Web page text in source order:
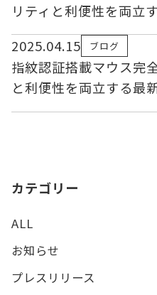
リティと利便性を両立
2025.04.15
ブログ
指紋認証搭載マウス完
と利便性を両立する最
カテゴリー
ALL
お知らせ
プレスリリース